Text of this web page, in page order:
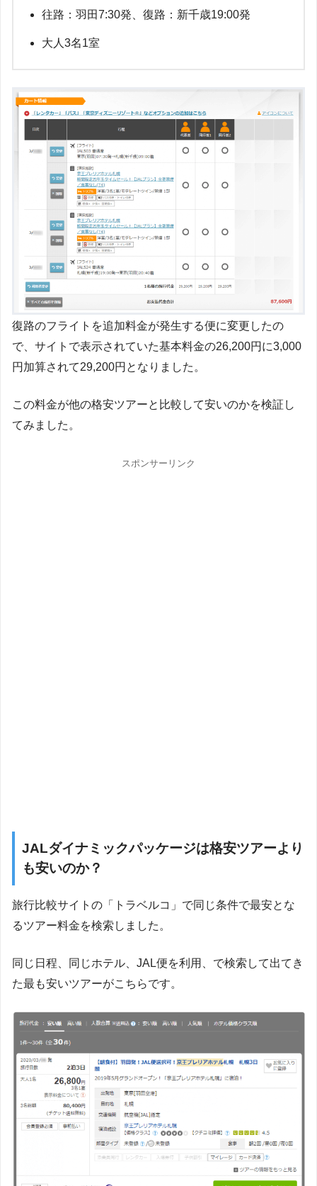
往路：羽田7:30発、復路：新千歳19:00発
大人3名1室
復路のフライトを追加料金が発生する便に変更したの
で、サイトで表示されていた基本料金の26,200円に3,000
円加算されて29,200円となりました。
この料金が他の格安ツアーと比較して安いのかを検証し
てみました。
スポンサーリンク
JALダイナミックパッケージは格安ツアーより
も安いのか？
旅行比較サイトの「トラベルコ」で同じ条件で最安とな
るツアー料金を検索しました。
同じ日程、同じホテル、JAL便を利用、で検索して出てき
た最も安いツアーがこちらです。